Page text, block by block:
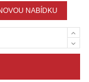
NABÍDKU